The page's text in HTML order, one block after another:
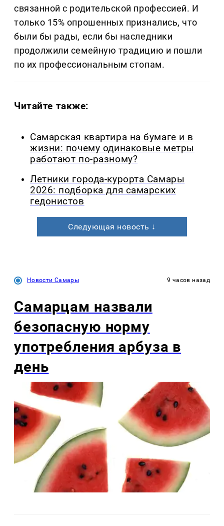
связанной с родительской профессией. И
только 15% опрошенных признались, что
были бы рады, если бы наследники
продолжили семейную традицию и пошли
по их профессиональным стопам.
Читайте также:
Самарская квартира на бумаге и в
жизни: почему одинаковые метры
работают по-разному?
Летники города-курорта Самары
2026: подборка для самарских
гедонистов
Следующая новость ↓
Новости Самары 9 часов назад
Самарцам назвали
безопасную норму
употребления арбуза в
день